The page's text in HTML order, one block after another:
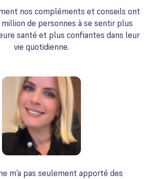
nos compléments et conseils ont
de personnes à se sentir plus
santé et plus confiantes dans leur
vie quotidienne.
m’a pas seulement apporté des